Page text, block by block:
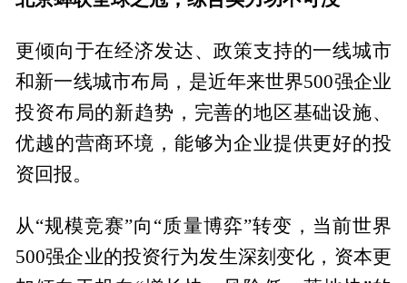
更倾向于在经济发达、政策支持的一线城市
和新一线城市布局，是近年来世界500强企业
投资布局的新趋势，完善的地区基础设施、
优越的营商环境，能够为企业提供更好的投
资回报。
从“规模竞赛”向“质量博弈”转变，当前世界
500强企业的投资行为发生深刻变化，资本更